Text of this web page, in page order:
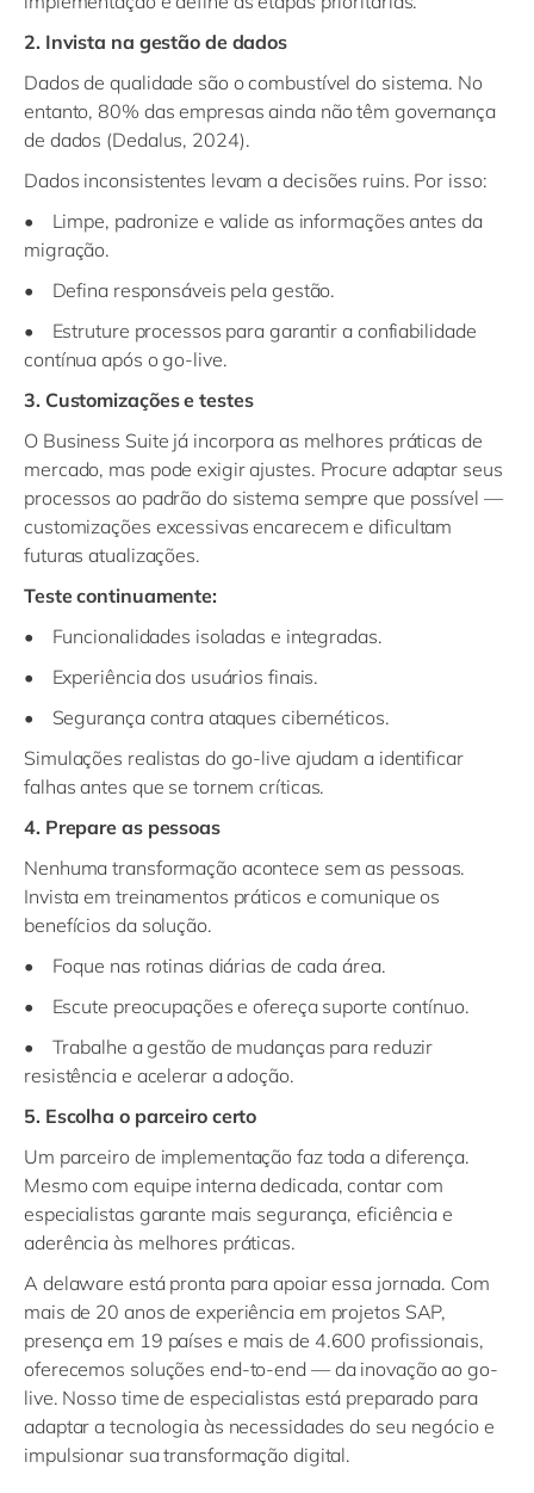
2. Invista na gestão de dados
Dados de qualidade são o combustível do sistema. No
entanto, 80% das empresas ainda não têm governança
de dados (Dedalus, 2024).
Dados inconsistentes levam a decisões ruins. Por isso:
• Limpe, padronize e valide as informações antes da
migração.
• Defina responsáveis pela gestão.
• Estruture processos para garantir a confiabilidade
contínua após o go-live.
3. Customizações e testes
O Business Suite já incorpora as melhores práticas de
mercado, mas pode exigir ajustes. Procure adaptar seus
processos ao padrão do sistema sempre que possível —
customizações excessivas encarecem e dificultam
futuras atualizações.
Teste continuamente:
• Funcionalidades isoladas e integradas.
• Experiência dos usuários finais.
• Segurança contra ataques cibernéticos.
Simulações realistas do go-live ajudam a identificar
falhas antes que se tornem críticas.
4. Prepare as pessoas
Nenhuma transformação acontece sem as pessoas.
Invista em treinamentos práticos e comunique os
benefícios da solução.
• Foque nas rotinas diárias de cada área.
• Escute preocupações e ofereça suporte contínuo.
• Trabalhe a gestão de mudanças para reduzir
resistência e acelerar a adoção.
5. Escolha o parceiro certo
Um parceiro de implementação faz toda a diferença.
Mesmo com equipe interna dedicada, contar com
especialistas garante mais segurança, eficiência e
aderência às melhores práticas.
A delaware está pronta para apoiar essa jornada. Com
mais de 20 anos de experiência em projetos SAP,
presença em 19 países e mais de 4.600 profissionais,
oferecemos soluções end-to-end — da inovação ao go-
live. Nosso time de especialistas está preparado para
adaptar a tecnologia às necessidades do seu negócio e
impulsionar sua transformação digital.